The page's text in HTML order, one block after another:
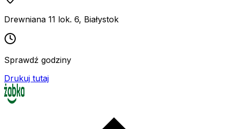
Drewniana 11 lok. 6, Białystok
Sprawdź godziny
Drukuj tutaj